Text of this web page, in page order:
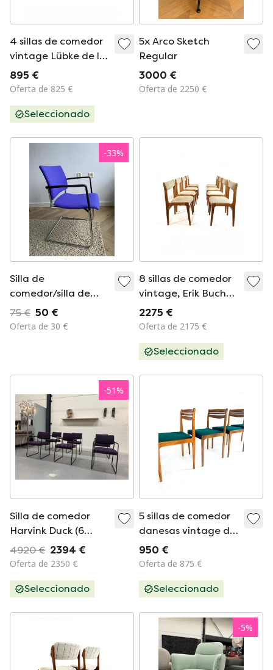
4 sillas de comedor
vintage Lübke de los
años 70
895 €
Oferta de 825 €
Seleccionado
5x Arco Sketch
Regular
3000 €
Oferta de 2250 €
-33%
Silla de
comedor/silla de
conferencia de lana
azul violácea (4
75 € 50 €
Oferta de 30 €
8 sillas de comedor
vintage, Erik Buch
'70
2275 €
Oferta de 2175 €
Seleccionado
-51%
Silla de comedor
Harvink Duck (6
unidades) Tela
morada
4920 € 2394 €
Oferta de 2350 €
Seleccionado
5 sillas de comedor
danesas vintage de
los años 60
950 €
Oferta de 875 €
Seleccionado
-5%